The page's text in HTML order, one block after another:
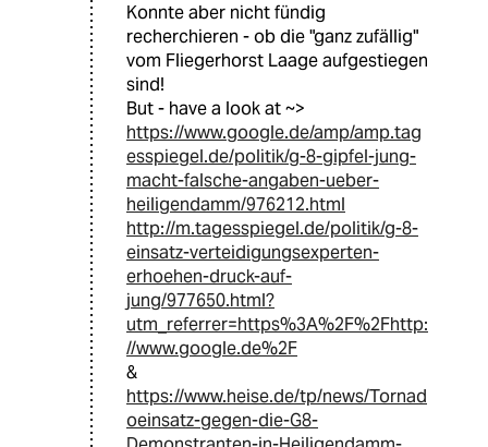
Konnte aber nicht fündig
recherchieren - ob die "ganz zufällig"
vom Fliegerhorst Laage aufgestiegen
sind!
But - have a look at ~>
https://www.google.de/amp/amp.tag
esspiegel.de/politik/g-8-gipfel-jung-
macht-falsche-angaben-ueber-
heiligendamm/976212.html
http://m.tagesspiegel.de/politik/g-8-
einsatz-verteidigungsexperten-
erhoehen-druck-auf-
jung/977650.html?
utm_referrer=https%3A%2F%2Fhttp:
//www.google.de%2F
&
https://www.heise.de/tp/news/Tornad
oeinsatz-gegen-die-G8-